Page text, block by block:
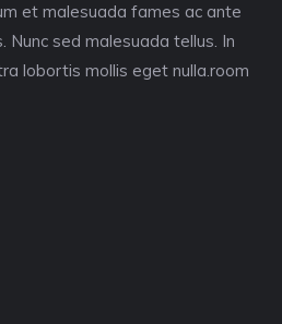
et malesuada fames ac ante
Nunc sed malesuada tellus. In
lobortis mollis eget nulla.room